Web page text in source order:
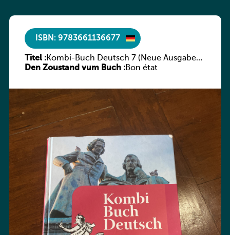
ISBN: 9783661136677
Titel :Kombi-Buch Deutsch 7 (Neue Ausgabe
Luxemburg)
Den Zoustand vum Buch :Bon état